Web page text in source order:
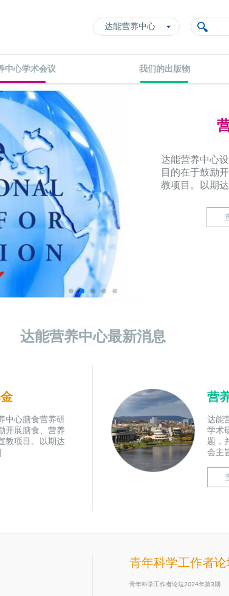
达能营养中心
中心学术会议 我们的出版物
达能营养中心
目的在于鼓励
教项目。以期
达能营养中心最新消息
中心膳食营养研
开展膳食、营养
教项目。以期达
营
达能
学术
题，
会主
青年科学工作者
青年科学工作者论坛2024年第3期